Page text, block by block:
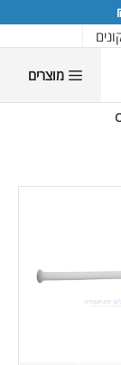
מוצרים